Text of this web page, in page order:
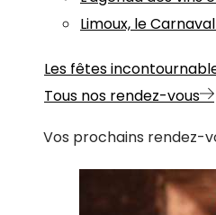
Limoux, le
Les fêtes
Tous nos rendez-vous
Vos prochains rendez-